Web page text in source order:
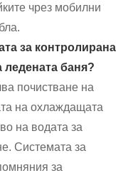
чрез мобилни
за контролирана
ледената баня?
почистване на
на охлаждащата
на водата за
Системата за
за